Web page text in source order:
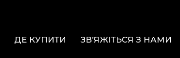
ДЕ КУПИТИ ЗВ’ЯЖІТЬСЯ З НАМИ